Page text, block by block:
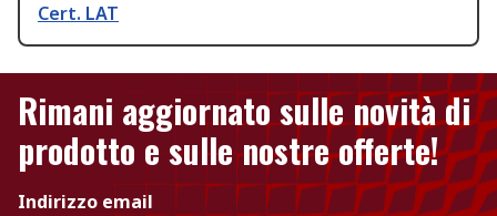
Cert. LAT
Rimani aggiornato sulle novità di
prodotto e sulle nostre offerte!
Indirizzo email